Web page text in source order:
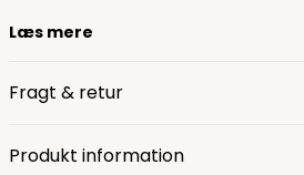
Læs mere
Fragt & retur
Produkt information